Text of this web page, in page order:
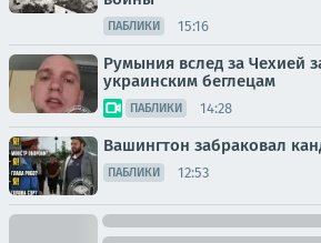
ПАБЛИКИ 15:16
Румыния вслед за Чехией
украинским беглецам
ПАБЛИКИ 14:28
Вашингтон забраковал
ПАБЛИКИ 12:53